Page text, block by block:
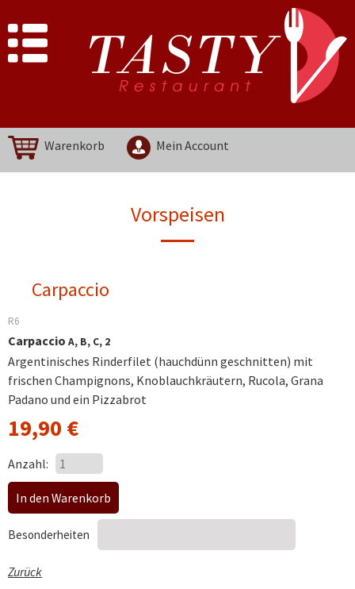
Warenkorb Mein Account
Vorspeisen
Carpaccio
R6
Carpaccio A, B, C, 2
Argentinisches Rinderfilet (hauchdünn geschnitten) mit
frischen Champignons, Knoblauchkräutern, Rucola, Grana
Padano und ein Pizzabrot
19,90 €
Anzahl:
Besonderheiten
Zurück